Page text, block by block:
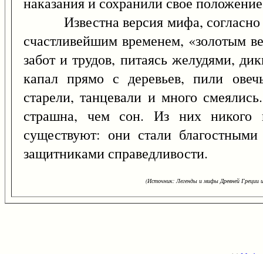
Известна версия мифа, согласно
счастливейшим временем, «золотым
забот и трудов, питаясь желудями,
капал прямо с деревьев, пили
старели, танцевали и много
страшна, чем сон. Из них
существуют: они стали
защитниками справедливости.
(Источник: Легенды и мифы Древней